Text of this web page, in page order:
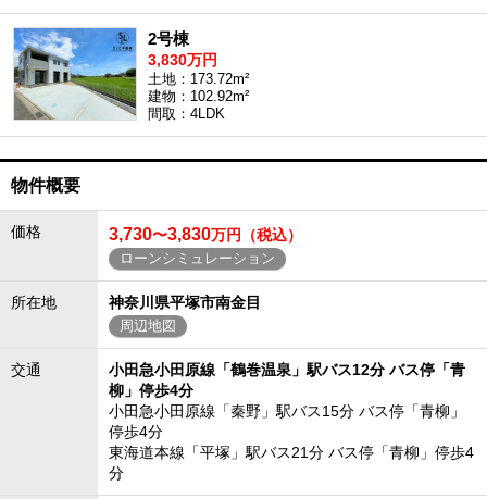
2号棟
3,830万円
土地：173.72m²
建物：102.92m²
間取：4LDK
物件概要
価格 3,730〜3,830万円（税込）
ローンシミュレーション
所在地 神奈川県平塚市南金目
周辺地図
交通
小田急小田原線「鶴巻温泉」駅バス12分 バス停「青
柳」停歩4分
小田急小田原線「秦野」駅バス15分 バス停「青柳」
停歩4分
東海道本線「平塚」駅バス21分 バス停「青柳」停歩4
分